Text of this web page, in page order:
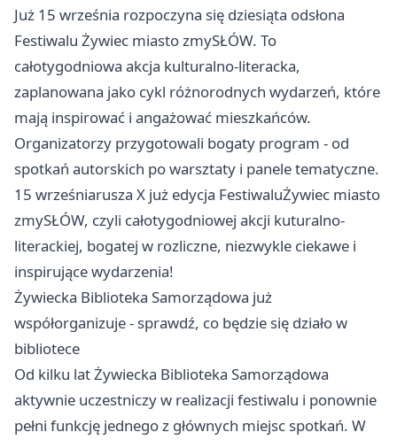
Już 15 września rozpoczyna się dziesiąta odsłona
Festiwalu Żywiec miasto zmySŁÓW. To
całotygodniowa akcja kulturalno-literacka,
zaplanowana jako cykl różnorodnych wydarzeń, które
mają inspirować i angażować mieszkańców.
Organizatorzy przygotowali bogaty program - od
spotkań autorskich po warsztaty i panele tematyczne.
15 wrześniarusza X już edycja FestiwaluŻywiec miasto
zmySŁÓW, czyli całotygodniowej akcji kuturalno-
literackiej, bogatej w rozliczne, niezwykle ciekawe i
inspirujące wydarzenia!
Żywiecka Biblioteka Samorządowa już
współorganizuje - sprawdź, co będzie się działo w
bibliotece
Od kilku lat Żywiecka Biblioteka Samorządowa
aktywnie uczestniczy w realizacji festiwalu i ponownie
pełni funkcję jednego z głównych miejsc spotkań. W